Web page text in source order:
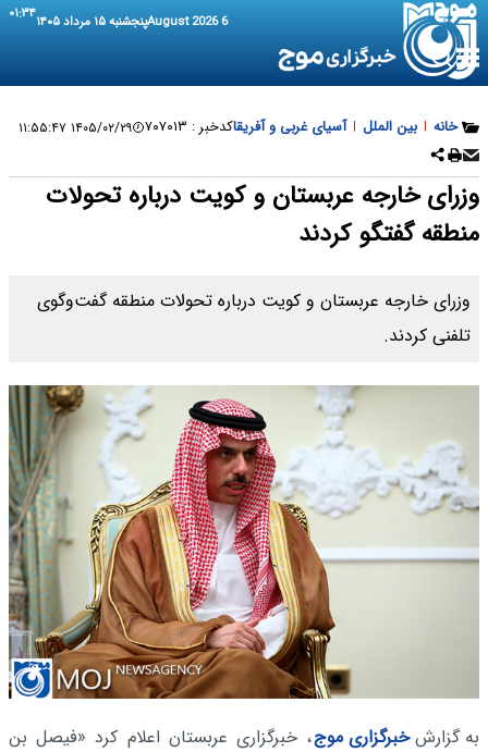
6 August 2026 پنجشنبه ۱۵ مرداد ۱۴۰۵ ۰۱:۳۴
خانه | بین الملل | آسیای غربی و آفریقاکدخبر : ۷۰۷۰۱۳ ۱۴۰۵/۰۲/۲۹ ۱۱:۵۵:۴۷
وزرای خارجه عربستان و کویت درباره تحولات
منطقه گفتگو کردند
وزرای خارجه عربستان و کویت درباره تحولات منطقه گفت‌وگوی
تلفنی کردند.
به گزارشخبرگزاری موج، خبرگزاری عربستان اعلام کرد «فیصل بن